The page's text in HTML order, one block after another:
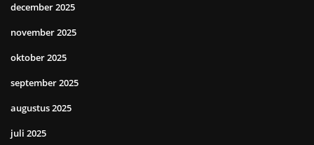
december 2025
november 2025
oktober 2025
september 2025
augustus 2025
juli 2025